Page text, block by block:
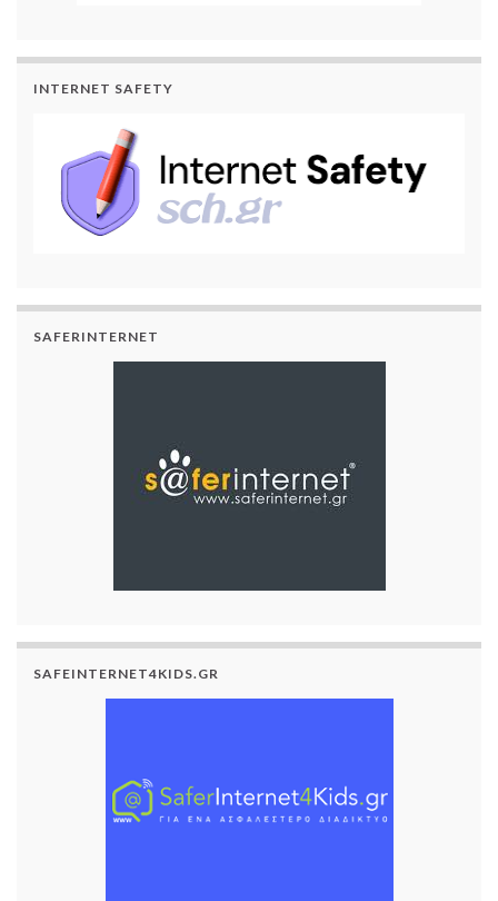
INTERNET SAFETY
SAFERINTERNET
SAFEINTERNET4KIDS.GR